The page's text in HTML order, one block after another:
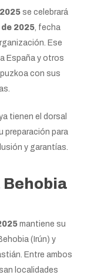
se celebrará
2025, fecha
Ese
España y otros
con sus
tienen el dorsal
preparación para
y garantías.
Behobia
mantiene su
(Irún) y
Entre ambos
localidades